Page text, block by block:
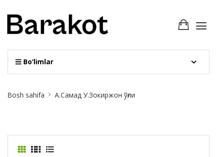
Bo‘limlar
Breadcrumb
Bosh sahifa А.Самад У.Зокиржон ўғли